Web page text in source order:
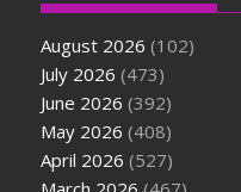
August 2026 (102)
July 2026 (473)
June 2026 (392)
May 2026 (408)
April 2026 (527)